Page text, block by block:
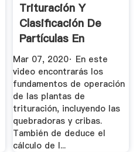
Trituración Y
Clasificación De
Partículas En
Plantas De ...
Mar 07, 2020· En este
video encontrarás los
fundamentos de operación
de las plantas de
trituración, incluyendo las
quebradoras y cribas.
También de deduce el
cálculo de l...